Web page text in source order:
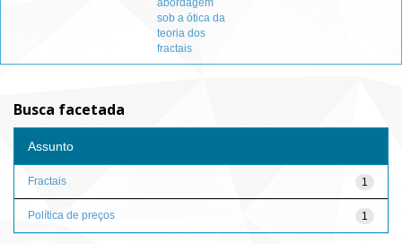
abordagem
sob a ótica da
teoria dos
fractais
Busca facetada
Assunto
1
Fractais
1
Política de preços